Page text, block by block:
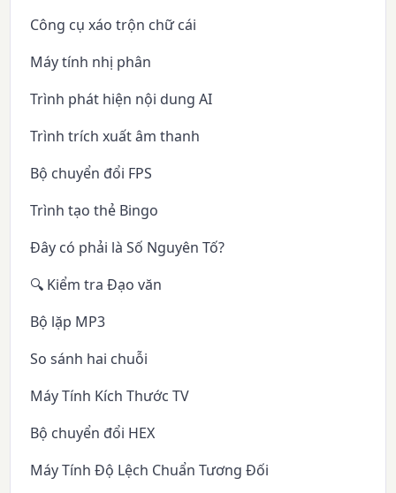
Công cụ xáo trộn chữ cái
Máy tính nhị phân
Trình phát hiện nội dung AI
Trình trích xuất âm thanh
Bộ chuyển đổi FPS
Trình tạo thẻ Bingo
Đây có phải là Số Nguyên Tố?
🔍 Kiểm tra Đạo văn
Bộ lặp MP3
So sánh hai chuỗi
Máy Tính Kích Thước TV
Bộ chuyển đổi HEX
Máy Tính Độ Lệch Chuẩn Tương Đối